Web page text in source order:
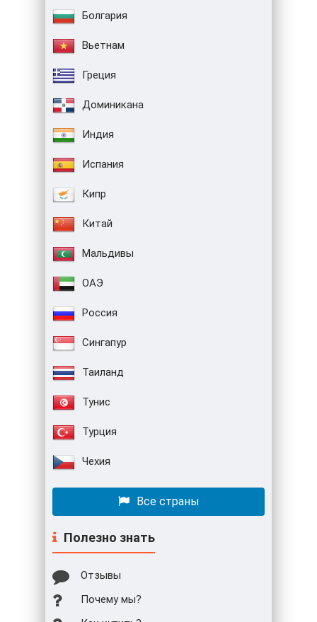
Болгария
Вьетнам
Греция
Доминикана
Индия
Испания
Кипр
Китай
Мальдивы
ОАЭ
Россия
Сингапур
Таиланд
Тунис
Турция
Чехия
Все страны
Полезно знать
Отзывы
Почему мы?